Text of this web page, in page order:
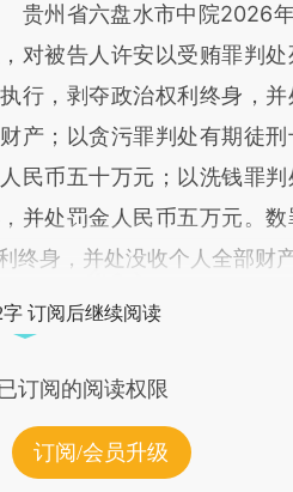
观点和立场。推荐点击链接
校验。
州省六盘水市中院2026年
对被告人许安以受贿罪判处
行，剥夺政治权利终身，
产；以贪污罪判处有期徒
民币五十万元；以洗钱罪判
并处罚金人民币五万元。数
身，并处没收个人全部财产
字 订阅后继续阅读
订阅的阅读权限
订阅/会员升级